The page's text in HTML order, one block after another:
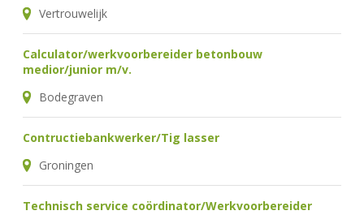
Vertrouwelijk
Calculator/werkvoorbereider betonbouw
medior/junior m/v.
Bodegraven
Contructiebankwerker/Tig lasser
Groningen
Technisch service coördinator/Werkvoorbereider